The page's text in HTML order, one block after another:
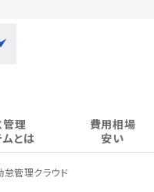
管理
ムとは
費用相場
安い
管理クラウド